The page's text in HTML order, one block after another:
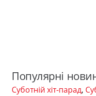
Популярні
Суботній хіт-парад,